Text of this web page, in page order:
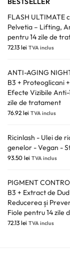
FLASH ULTIMATE cu Acid Hialuronic + Pre- proteoglican +
Pelvetia – Lifting,
pentru 14 zile de
72.13 lei TVA inclus
ANTI-AGING NIGHT REPAIR cu Acid Hialuronic + Vitamina
B3 + Proteoglicani
Efecte Vizibile
zile de tratament
76.92 lei TVA inclus
Ricinlash - Ulei de ricin organic pentru stimularea creșterii
genelor - Vegan -
93.50 lei TVA inclus
PIGMENT CONTROL cu Vitamina C Stabilizată + Vitamina
B3 + Extract de
Reducerea și
Fiole pentru 14 zile
72.13 lei TVA inclus